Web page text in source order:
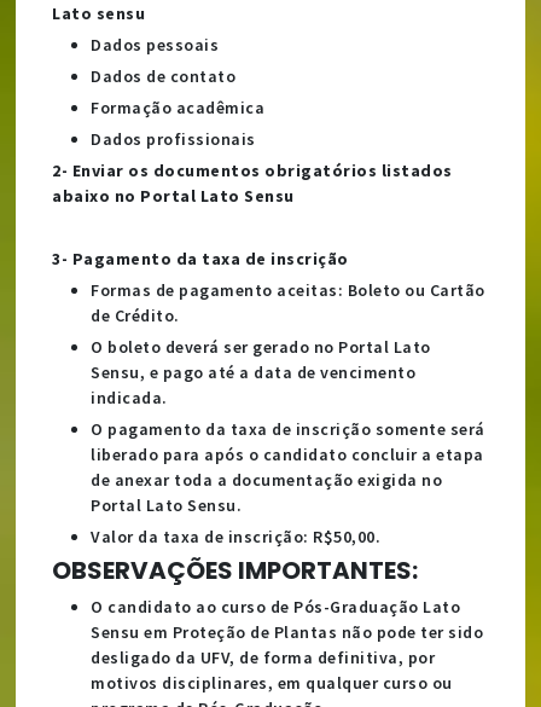
Lato sensu
Dados pessoais
Dados de contato
Formação acadêmica
Dados profissionais
2- Enviar os documentos obrigatórios listados
abaixo no Portal Lato Sensu
3- Pagamento da taxa de inscrição
Formas de pagamento aceitas: Boleto ou Cartão
de Crédito.
O boleto deverá ser gerado no Portal Lato
Sensu, e pago até a data de vencimento
indicada.
O pagamento da taxa de inscrição somente será
liberado para após o candidato concluir a etapa
de anexar toda a documentação exigida no
Portal Lato Sensu.
Valor da taxa de inscrição: R$50,00.
OBSERVAÇÕES IMPORTANTES:
O candidato ao curso de Pós-Graduação Lato
Sensu em Proteção de Plantas não pode ter sido
desligado da UFV, de forma definitiva, por
motivos disciplinares, em qualquer curso ou